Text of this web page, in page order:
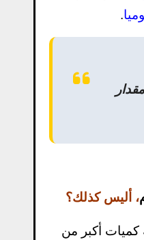
.
، أليس كذلك؟
كميات أكبر من